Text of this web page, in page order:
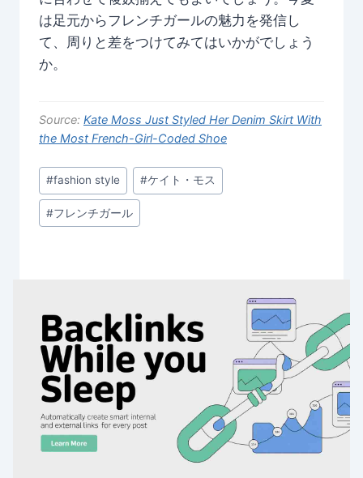
は足元からフレンチガールの魅力を発信し
て、周りと差をつけてみてはいかがでしょう
か。
Source: Kate Moss Just Styled Her Denim Skirt With
the Most French-Girl-Coded Shoe
Post
Tags:
#fashion style #ケイト・モス
#フレンチガール